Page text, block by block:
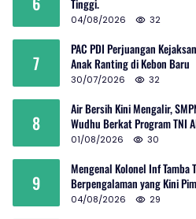
Tinggi.
04/08/2026 32
7
PAC PDI Perjuangan
Anak Ranting di Kebon Baru
30/07/2026 32
8
Air Bersih Kini Mengalir,
Wudhu Berkat Program TNI
01/08/2026 30
9
Mengenal Kolonel Inf Tamba
Berpengalaman yang Kini
04/08/2026 29